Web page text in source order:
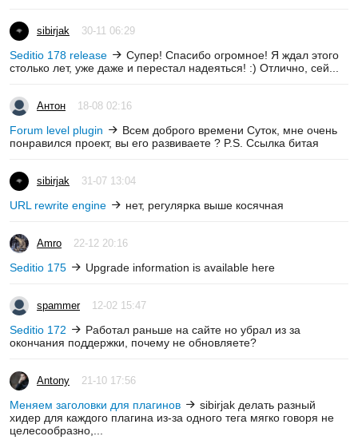
sibirjak 30-11 06:29
Seditio 178 release
Супер! Спасибо огромное! Я ждал этого
столько лет, уже даже и перестал надеяться! :) Отлично, сей...
Антон 18-08 02:16
Forum level plugin
Всем доброго времени Суток, мне очень
понравился проект, вы его развиваете ? P.S. Ссылка битая
sibirjak 31-07 13:04
URL rewrite engine нет, регулярка выше косячная
Amro 22-12 20:16
Seditio 175 Upgrade information is available here
spammer 12-02 15:47
Seditio 172
Работал раньше на сайте но убрал из за
окончания поддержки, почему не обновляете?
Antony 21-10 17:56
Меняем заголовки для плагинов
sibirjak делать разный
хидер для каждого плагина из-за одного тега мягко говоря не
целесообразно,...